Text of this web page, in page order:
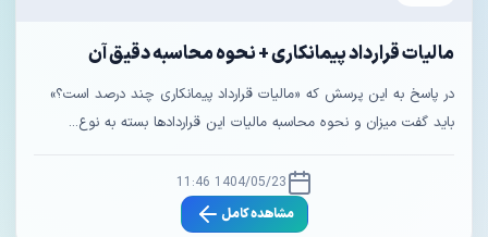
مالیات قرارداد پیمانکاری + نحوه محاسبه دقیق آن
در پاسخ به این پرسش که «مالیات قرارداد پیمانکاری چند درصد است؟»
باید گفت میزان و نحوه محاسبه مالیات این قراردادها بسته به نوع...
1404/05/23 11:46
مشاهده کامل